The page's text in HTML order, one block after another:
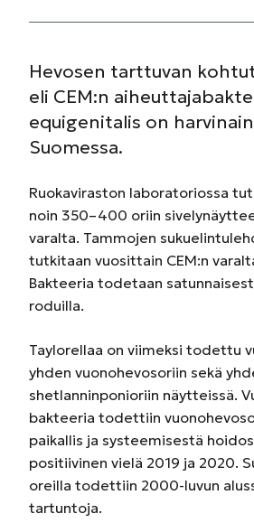
Hevosen tarttuvan
eli CEM:n
equigenitalis on
Suomessa.
Ruokaviraston laboratoriossa
noin 350–400 oriin
varalta. Tammojen
tutkitaan vuosittain CEM:n
Bakteeria todetaan
roduilla.
Taylorellaa on viimeksi todettu
yhden vuonohevosoriin sekä
shetlanninponioriin näytteissä.
bakteeria todettiin
paikallis­ ja systeemisestä
positiivinen vielä 2019 ja 2020.
oreilla todettiin 2000-luvun
tartuntoja.